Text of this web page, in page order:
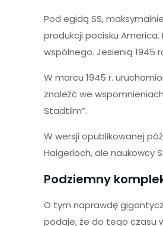
Pod egidą SS,
produkcji pocisku America.
wspólnego. Jesienią 1945
W marcu 1945 r.
znaleźć we
Stadtilm”.
W wersji opublikowanej
Haigerloch, ale naukowcy
Podziemny
O tym naprawdę
podaje, że do tego czasu